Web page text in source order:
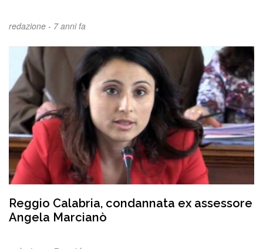
redazione - 7 anni fa
Reggio Calabria, condannata ex assessore
Angela Marcianò